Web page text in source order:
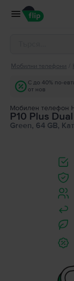
Мобилни телефони
С до 40% по-
от нов
Мобилен телефон
P10 Plus
Green, 64 GB,